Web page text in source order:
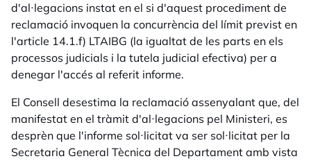
d'al·legacions instat en el si d'aquest procediment de
reclamació invoquen la concurrència del límit previst en
l'article 14.1.f) LTAIBG (la igualtat de les parts en els
processos judicials i la tutela judicial efectiva) per a
denegar l'accés al referit informe.
El Consell desestima la reclamació assenyalant que, del
manifestat en el tràmit d'al·legacions pel Ministeri, es
desprèn que l'informe sol·licitat va ser sol·licitat per la
Secretaria General Tècnica del Departament amb vista